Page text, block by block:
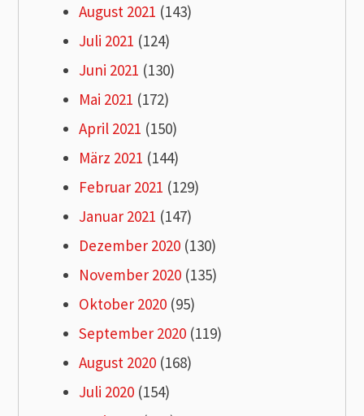
August 2021 (143)
Juli 2021 (124)
Juni 2021 (130)
Mai 2021 (172)
April 2021 (150)
März 2021 (144)
Februar 2021 (129)
Januar 2021 (147)
Dezember 2020 (130)
November 2020 (135)
Oktober 2020 (95)
September 2020 (119)
August 2020 (168)
Juli 2020 (154)